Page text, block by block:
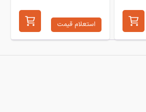
استعلام قیمت